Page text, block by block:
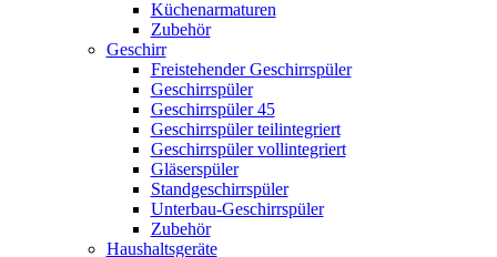
Küchenarmaturen
Zubehör
Geschirr
Freistehender Geschirrspüler
Geschirrspüler
Geschirrspüler 45
Geschirrspüler teilintegriert
Geschirrspüler vollintegriert
Gläserspüler
Standgeschirrspüler
Unterbau-Geschirrspüler
Zubehör
Haushaltsgeräte